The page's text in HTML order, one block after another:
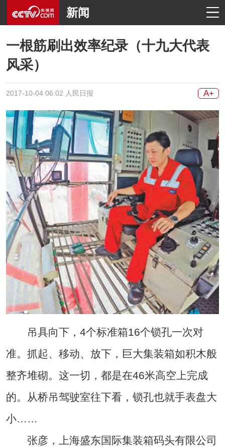
新闻
一根筋刷出效率纪录（十九大代表
风采）
2017-10-04 06:02 人民日报 A+
吊具向下，4个标准箱16个锁孔一次对
准。抓起、移动、放下，巨大集装箱如积木般
整齐堆砌。这一切，都是在46米高空上完成
的。从桥吊驾驶室往下看，锁孔也就手表盘大
小……
张彦，上海盛东国际集装箱码头有限公司